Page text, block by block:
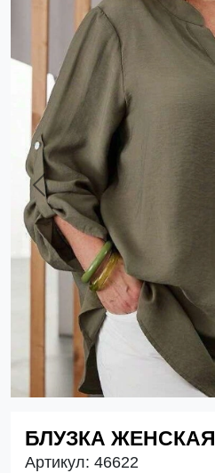
Previous
БЛУЗКА ЖЕНСКАЯ
Артикул: 46622